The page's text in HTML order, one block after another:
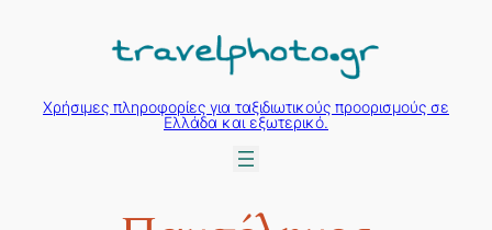
περιεχόμενο
Χρήσιμες πληροφορίες για ταξιδιωτικούς προορισμούς σε
Ελλάδα και εξωτερικό.